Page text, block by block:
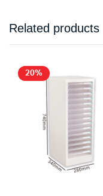
Related products
20%